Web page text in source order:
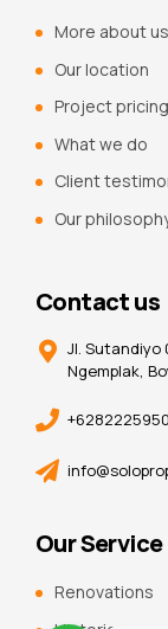
More about us
Our location
Project pricing
What we do
Client
Our
Contact us
Jl. Sutandiyo
Ngemplak,
Our Service
Renovations